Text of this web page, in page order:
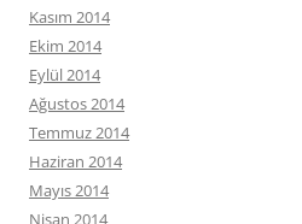
Kasım 2014
Ekim 2014
Eylül 2014
Ağustos 2014
Temmuz 2014
Haziran 2014
Mayıs 2014
Nisan 2014